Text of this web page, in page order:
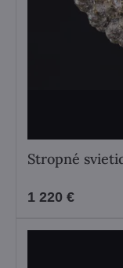
Stropné
1 220 €